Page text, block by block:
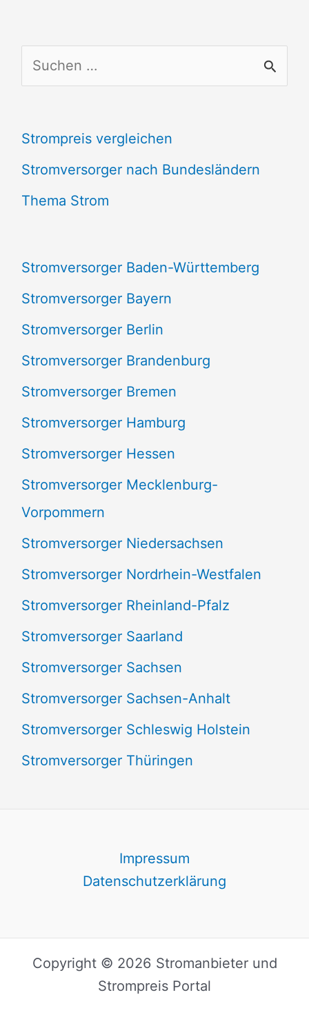
u
h
e
n
h
:
Strompreis vergleichen
Stromversorger nach Bundesländern
Thema Strom
Stromversorger Baden-Württemberg
Stromversorger Bayern
Stromversorger Berlin
Stromversorger Brandenburg
Stromversorger Bremen
Stromversorger Hamburg
Stromversorger Hessen
Stromversorger Mecklenburg-
Vorpommern
Stromversorger Niedersachsen
Stromversorger Nordrhein-Westfalen
Stromversorger Rheinland-Pfalz
Stromversorger Saarland
Stromversorger Sachsen
Stromversorger Sachsen-Anhalt
Stromversorger Schleswig Holstein
Stromversorger Thüringen
Impressum
Datenschutzerklärung
Copyright © 2026 Stromanbieter und
Strompreis Portal